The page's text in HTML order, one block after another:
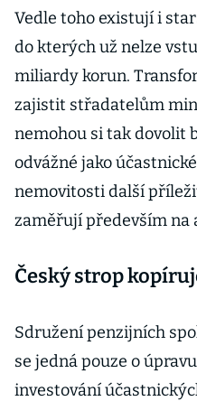
Vedle toho existují i
do kterých už nelze
miliardy korun.
zajistit střadatelům
nemohou si tak dovolit
odvážné jako
nemovitosti další
zaměřují především na
Český strop
Sdružení penzijních
se jedná pouze o
investování